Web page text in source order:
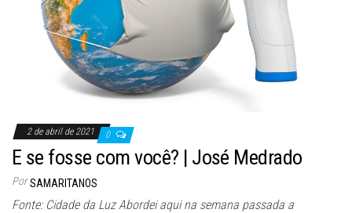
2 de abril de 2021 0
E se fosse com você? | José Medrado
Por SAMARITANOS
Fonte: Cidade da Luz Abordei aqui na semana passada a